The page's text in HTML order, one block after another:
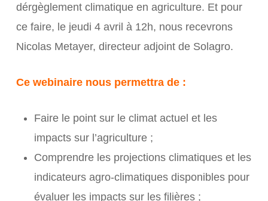
dérgèglement climatique en agriculture. Et pour
ce faire, le jeudi 4 avril à 12h, nous recevrons
Nicolas Metayer, directeur adjoint de Solagro.
Ce webinaire nous permettra de :
Faire le point sur le climat actuel et les
impacts sur l’agriculture ;
Comprendre les projections climatiques et les
indicateurs agro-climatiques disponibles pour
évaluer les impacts sur les filières ;